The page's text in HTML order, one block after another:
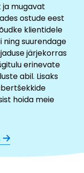
ja mugavat
ostude eest
klientidele
suurendage
järjekorras
erinevate
abil. Lisaks
hoida meie